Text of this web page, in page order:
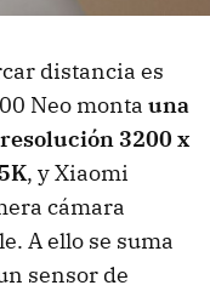
distancia es
Neo monta una
3200 x
, y Xiaomi
cámara
A ello se suma
sensor de